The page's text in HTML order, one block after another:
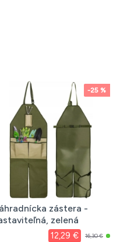
-25 %
zástera -
zelená
12,29 € 16,30 €